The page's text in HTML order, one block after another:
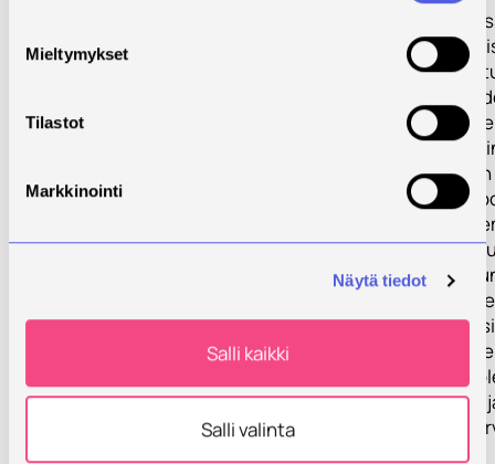
Mieltymykset
Tilastot
Markkinointi
Näytä tiedot
Salli kaikki
Salli valinta
WP3:
selvitetään
työpaketteihin
Työpaketissa
projektin
työpaketeissa
taloudellisista
sen
odotettavissa
kustannuksista
Tarkastelussa